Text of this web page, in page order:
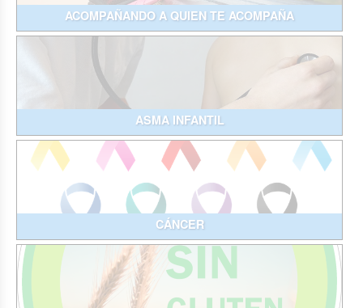
ACOMPAÑANDO A QUIEN TE ACOMPAÑA
ASMA INFANTIL
CÁNCER